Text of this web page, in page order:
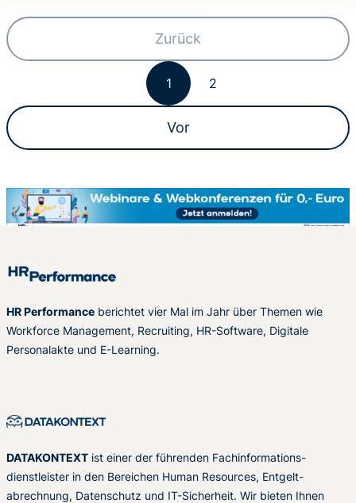
Zurück
1 2
Vor
HR Performance berichtet vier Mal im Jahr über Themen wie
Workforce Management, Recruiting, HR-Software, Digitale
Personalakte und E-Learning.
DATAKONTEXT ist einer der führenden Fachinformations-
dienstleister in den Bereichen Human Resources, Entgelt-
abrechnung, Datenschutz und IT-Sicherheit. Wir bieten Ihnen